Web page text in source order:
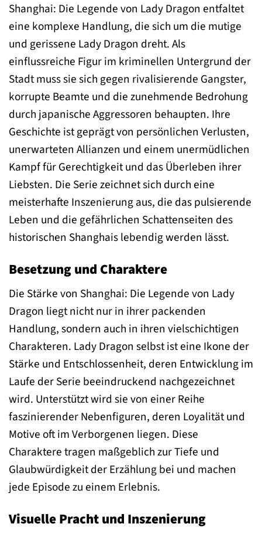
Shanghai: Die Legende von Lady Dragon entfaltet
eine komplexe Handlung, die sich um die mutige
und gerissene Lady Dragon dreht. Als
einflussreiche Figur im kriminellen Untergrund der
Stadt muss sie sich gegen rivalisierende Gangster,
korrupte Beamte und die zunehmende Bedrohung
durch japanische Aggressoren behaupten. Ihre
Geschichte ist geprägt von persönlichen Verlusten,
unerwarteten Allianzen und einem unermüdlichen
Kampf für Gerechtigkeit und das Überleben ihrer
Liebsten. Die Serie zeichnet sich durch eine
meisterhafte Inszenierung aus, die das pulsierende
Leben und die gefährlichen Schattenseiten des
historischen Shanghais lebendig werden lässt.
Besetzung und Charaktere
Die Stärke von Shanghai: Die Legende von Lady
Dragon liegt nicht nur in ihrer packenden
Handlung, sondern auch in ihren vielschichtigen
Charakteren. Lady Dragon selbst ist eine Ikone der
Stärke und Entschlossenheit, deren Entwicklung im
Laufe der Serie beeindruckend nachgezeichnet
wird. Unterstützt wird sie von einer Reihe
faszinierender Nebenfiguren, deren Loyalität und
Motive oft im Verborgenen liegen. Diese
Charaktere tragen maßgeblich zur Tiefe und
Glaubwürdigkeit der Erzählung bei und machen
jede Episode zu einem Erlebnis.
Visuelle Pracht und Inszenierung